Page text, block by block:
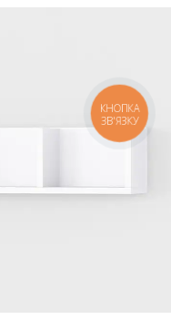
КНОПКА
ЗВ'ЯЗКУ